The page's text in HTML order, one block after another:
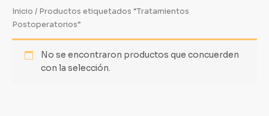
Inicio / Productos etiquetados “Tratamientos
Postoperatorios”
No se encontraron productos que concuerden
con la selección.